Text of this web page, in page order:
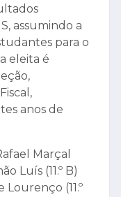
assumindo a
para o
eleita é
anos de
Marçal
Luís (11.º B)
(11.º